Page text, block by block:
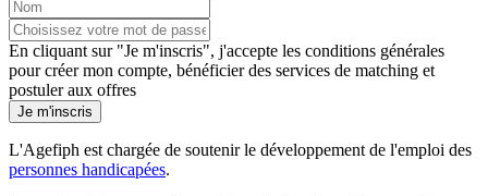
En cliquant sur "Je m'inscris", j'accepte les conditions générales
pour créer mon compte, bénéficier des services de matching et
postuler aux offres
Je m'inscris
L'Agefiph est chargée de soutenir le développement de l'emploi des
personnes handicapées.